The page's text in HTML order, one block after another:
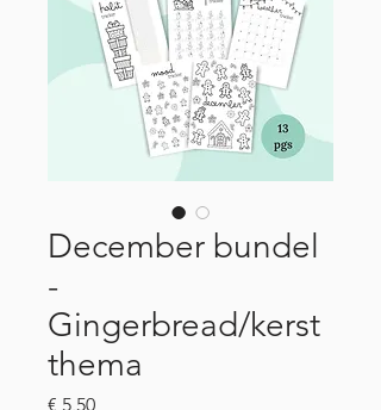
December bundel
-
Gingerbread/kerst
thema
€ 5,50Prijs